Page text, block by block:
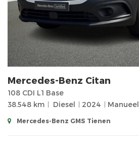
Mercedes-Benz Citan
108 CDI L1 Base
38.548 km
Diesel 2024 Manueel
Mercedes-Benz GMS Tienen